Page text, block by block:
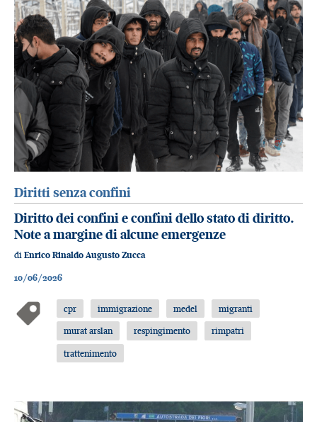
Diritti senza confini
Diritto dei confini e confini dello stato di diritto.
Note a margine di alcune emergenze
di Enrico Rinaldo Augusto Zucca
10/06/2026
cpr immigrazione medel
migranti
murat arslan
respingimento
rimpatri
trattenimento